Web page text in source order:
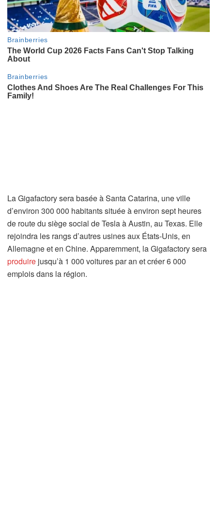
La Gigafactory sera basée à Santa Catarina, une ville
d’environ 300 000 habitants située à environ sept heures
de route du siège social de Tesla à Austin, au Texas. Elle
rejoindra les rangs d’autres usines aux États-Unis, en
Allemagne et en Chine. Apparemment, la Gigafactory sera
produire jusqu’à 1 000 voitures par an et créer 6 000
emplois dans la région.